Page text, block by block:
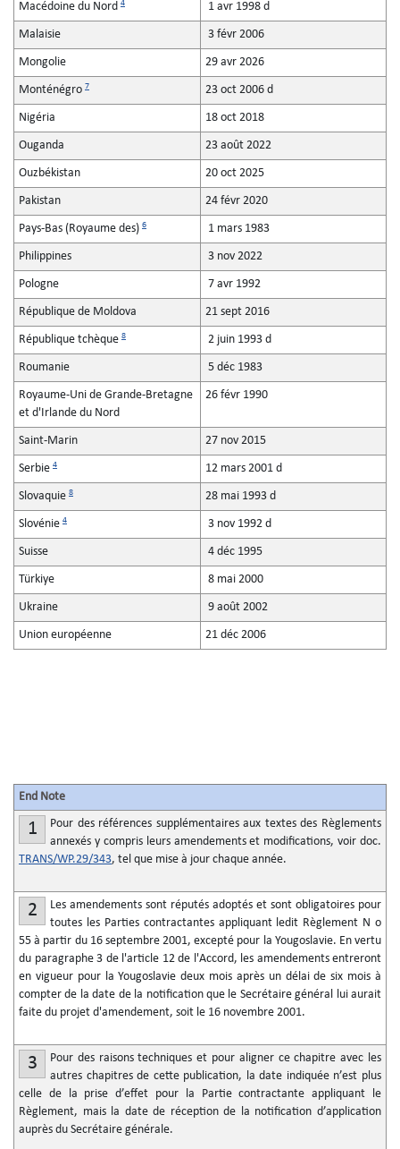
Macédoine du Nord 4 1 avr 1998 d
Malaisie 3 févr 2006
Mongolie 29 avr 2026
Monténégro 7 23 oct 2006 d
Nigéria 18 oct 2018
Ouganda 23 août 2022
Ouzbékistan 20 oct 2025
Pakistan 24 févr 2020
Pays-Bas (Royaume des) 6 1 mars 1983
Philippines 3 nov 2022
Pologne 7 avr 1992
République de Moldova 21 sept 2016
République tchèque 8 2 juin 1993 d
Roumanie 5 déc 1983
Royaume-Uni de Grande-Bretagne
et d'Irlande du Nord
26 févr 1990
Saint-Marin 27 nov 2015
Serbie 4 12 mars 2001 d
Slovaquie 8 28 mai 1993 d
Slovénie 4 3 nov 1992 d
Suisse 4 déc 1995
Türkiye 8 mai 2000
Ukraine 9 août 2002
Union européenne 21 déc 2006
End Note
1
Pour des références supplémentaires aux textes des Règlements
annexés y compris leurs amendements et modifications, voir doc.
TRANS/WP.29/343, tel que mise à jour chaque année.
2
Les amendements sont réputés adoptés et sont obligatoires pour
toutes les Parties contractantes appliquant ledit Règlement N o
55 à partir du 16 septembre 2001, excepté pour la Yougoslavie. En vertu
du paragraphe 3 de l'article 12 de l'Accord, les amendements entreront
en vigueur pour la Yougoslavie deux mois après un délai de six mois à
compter de la date de la notification que le Secrétaire général lui aurait
faite du projet d'amendement, soit le 16 novembre 2001.
3
Pour des raisons techniques et pour aligner ce chapitre avec les
autres chapitres de cette publication, la date indiquée n’est plus
celle de la prise d’effet pour la Partie contractante appliquant le
Règlement, mais la date de réception de la notification d’application
auprès du Secrétaire générale.